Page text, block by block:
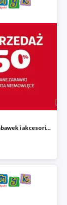
Wyprzedaż zabawek i akcesoriów niemowlęcych w Smyku do -50%